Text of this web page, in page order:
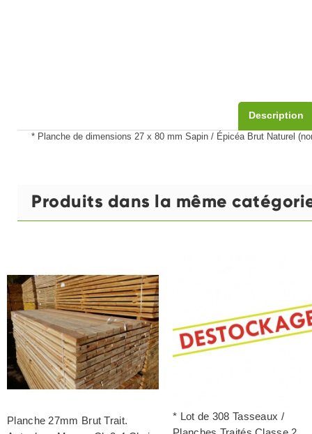
Description
* Planche de dimensions 27 x 80 mm Sapin / Épicéa Brut Naturel
Produits dans la même
Planche 27mm Brut Trait.
* Lot de 308 Tasseaux /